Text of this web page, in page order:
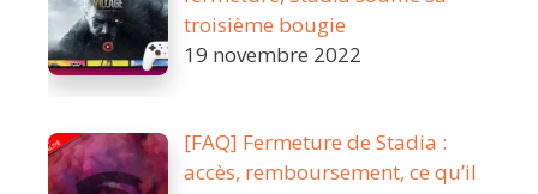
troisième bougie
19 novembre 2022
[FAQ] Fermeture de Stadia :
accès, remboursement, ce qu’il